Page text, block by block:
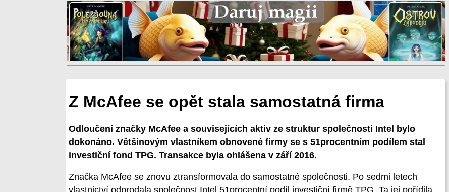
Z McAfee se opět stala samostatná firma
Odloučení značky McAfee a souvisejících aktiv ze struktur společnosti Intel bylo
dokonáno. Většinovým vlastníkem obnovené firmy se s 51procentním podílem stal
investiční fond TPG. Transakce byla ohlášena v září 2016.
Značka McAfee se znovu ztransformovala do samostatné společnosti. Po sedmi letech